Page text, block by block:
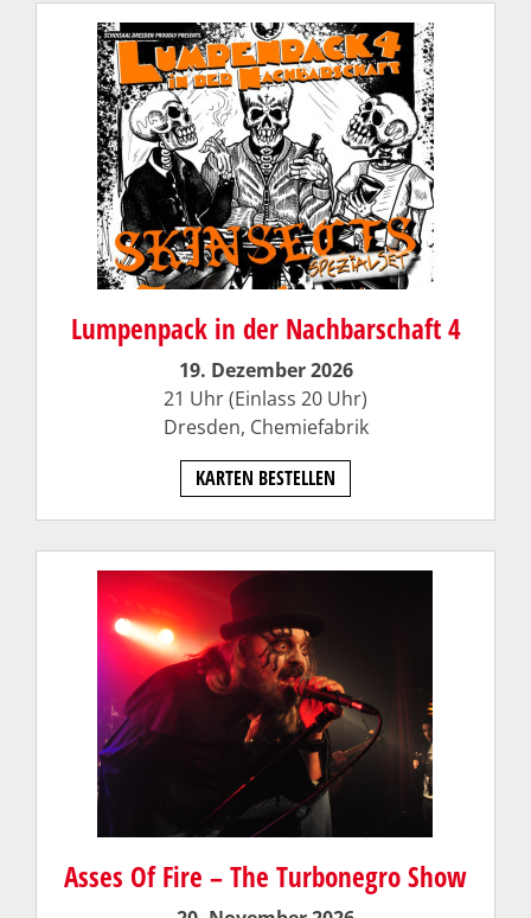
Lumpenpack in der Nachbarschaft 4
19. Dezember 2026
21 Uhr (Einlass 20 Uhr)
Dresden, Chemiefabrik
KARTEN BESTELLEN
Asses Of Fire – The Turbonegro Show